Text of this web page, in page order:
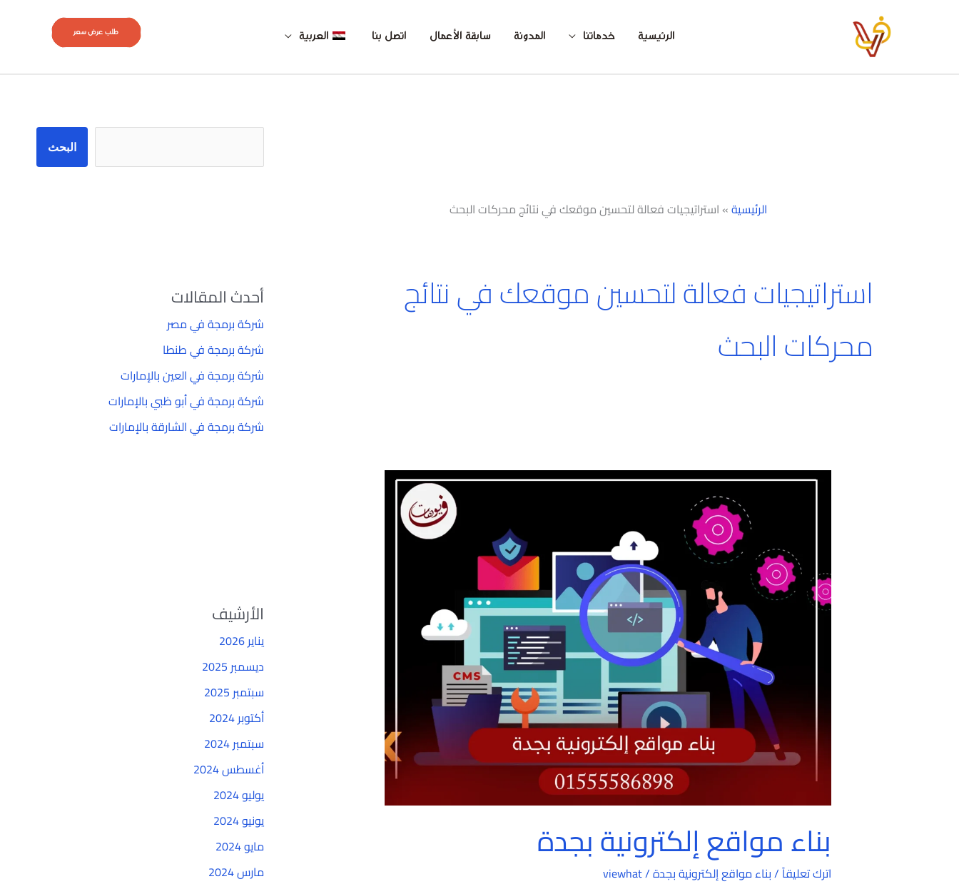
الرئيسية خدماتنا المدونة سابقة الأعمال اتصل بنا العربية طلب عرض سعر
الرئيسية» استراتيجيات فعالة لتحسين موقعك في نتائج محركات البحث
استراتيجيات فعالة لتحسين موقعك في نتائج
محركات البحث
بناء مواقع إلكترونية بجدة
اترك تعليقاً/بناء مواقع إلكترونية بجدة/
viewhat
بناء
البحث
أحدث المقالات
شركة برمجة في مصر
شركة برمجة في طنطا
شركة برمجة في العين بالإمارات
شركة برمجة في أبو ظبي بالإمارات
شركة برمجة في الشارقة بالإمارات
الأرشيف
يناير 2026
ديسمبر 2025
سبتمبر 2025
أكتوبر 2024
سبتمبر 2024
أغسطس 2024
يوليو 2024
يونيو 2024
مايو 2024
مارس 2024